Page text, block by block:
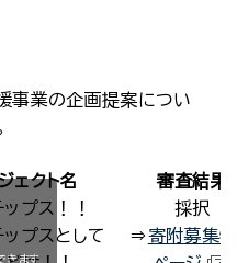
事業の企画提案につい
ェクト名
審査結果
プス！！
プスとして
採択
⇒寄附募集
きます